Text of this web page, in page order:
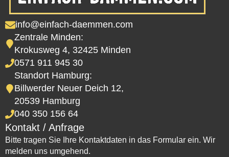
info@einfach-daemmen.com
Zentrale Minden:
Krokusweg 4, 32425 Minden
0571 911 945 30
Standort Hamburg:
Billwerder Neuer Deich 12,
20539 Hamburg
040 350 156 64
Kontakt / Anfrage
Bitte tragen Sie Ihre Kontaktdaten in das Formular ein. Wir
melden uns umgehend.